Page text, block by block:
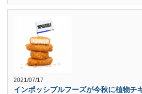
2021/07/17
インポッシブルフーズが今秋に植物チ